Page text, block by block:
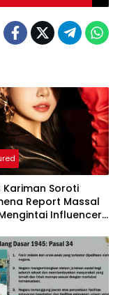
Kariman Soroti
Report Massal
Influencer,
Diketahui